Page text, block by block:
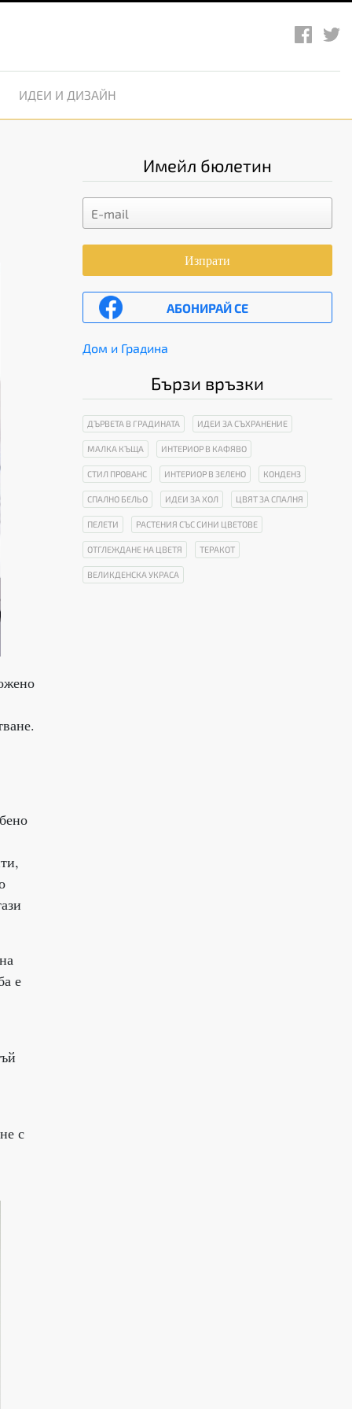
ИДЕИ И ДИЗАЙН
е
с
Имейл бюлетин
Изпрати
АБОНИРАЙ СЕ
Дом и Градина
Бързи връзки
ДЪРВЕТА В ГРАДИНАТА ИДЕИ ЗА СЪХРАНЕНИЕ
МАЛКА КЪЩА ИНТЕРИОР В КАФЯВО
СТИЛ ПРОВАНС ИНТЕРИОР В ЗЕЛЕНО КОНДЕНЗ
СПАЛНО БЕЛЬО ИДЕИ ЗА ХОЛ ЦВЯТ ЗА СПАЛНЯ
ПЕЛЕТИ РАСТЕНИЯ СЪС СИНИ ЦВЕТОВЕ
ОТГЛЕЖДАНЕ НА ЦВЕТЯ ТЕРАКОТ
ВЕЛИКДЕНСКА УКРАСА